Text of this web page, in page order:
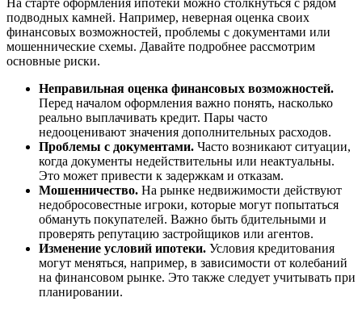
На старте оформления ипотеки можно столкнуться с рядом
подводных камней. Например, неверная оценка своих
финансовых возможностей, проблемы с документами или
мошеннические схемы. Давайте подробнее рассмотрим
основные риски.
Неправильная оценка финансовых возможностей.
Перед началом оформления важно понять, насколько
реально выплачивать кредит. Пары часто
недооценивают значения дополнительных расходов.
Проблемы с документами. Часто возникают ситуации,
когда документы недействительны или неактуальны.
Это может привести к задержкам и отказам.
Мошенничество. На рынке недвижимости действуют
недобросовестные игроки, которые могут попытаться
обмануть покупателей. Важно быть бдительными и
проверять репутацию застройщиков или агентов.
Изменение условий ипотеки. Условия кредитования
могут меняться, например, в зависимости от колебаний
на финансовом рынке. Это также следует учитывать при
планировании.